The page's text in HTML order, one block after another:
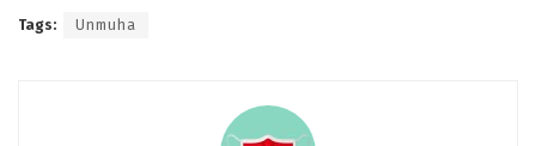
Tags: Unmuha